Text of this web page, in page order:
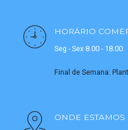
HORÁRIO
Seg - Sex 8.00 - 18.00
Final de Semana:
ONDE ESTAMOS